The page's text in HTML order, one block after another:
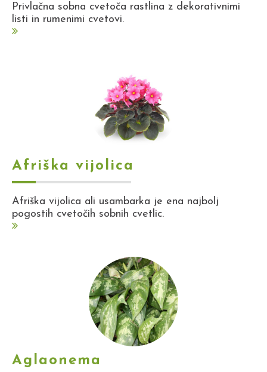
Privlačna sobna cvetoča rastlina z dekorativnimi
listi in rumenimi cvetovi.
Afriška vijolica
Afriška vijolica ali usambarka je ena najbolj
pogostih cvetočih sobnih cvetlic.
Aglaonema